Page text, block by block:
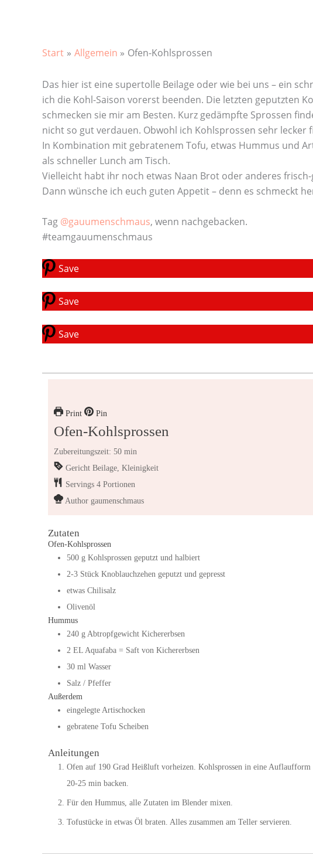
Start Allgemein Ofen-Kohlsprossen
Das hier ist eine supertolle Beilage oder wie bei uns – ein
ich die Kohl-Saison vorerst beenden. Die letzten geputzten
schmecken sie mir am Besten. Kurz gedämpfte Sprossen
nicht so gut verdauen. Obwohl ich Kohlsprossen sehr lecker
In Kombination mit gebratenem Tofu, etwas Hummus und
als schneller Lunch am Tisch.
Vielleicht habt ihr noch etwas Naan Brot oder anderes
Dann wünsche ich euch guten Appetit – denn es schmeckt
Tag @gauumenschmaus, wenn nachgebacken.
#teamgauumenschmaus
Save
Save
Save
Print Pin
Ofen-Kohlsprossen
Zubereitungszeit: 50 min
Gericht Beilage, Kleinigkeit
Servings 4 Portionen
Author gaumenschmaus
Zutaten
Ofen-Kohlsprossen
500 g Kohlsprossen geputzt und halbiert
2-3 Stück Knoblauchzehen geputzt und gepresst
etwas Chilisalz
Olivenöl
Hummus
240 g Abtropfgewicht Kichererbsen
2 EL Aquafaba = Saft von Kichererbsen
30 ml Wasser
Salz / Pfeffer
Außerdem
eingelegte Artischocken
gebratene Tofu Scheiben
Anleitungen
Ofen auf 190 Grad Heißluft vorheizen. Kohlsprossen in eine
20-25 min backen.
Für den Hummus, alle Zutaten im Blender mixen.
Tofustücke in etwas Öl braten. Alles zusammen am Teller servieren.